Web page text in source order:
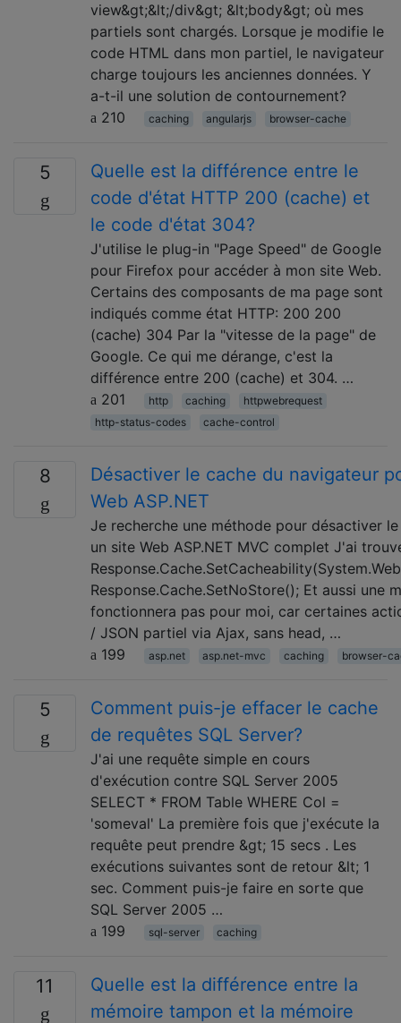
view&gt;&lt;/div&gt; &lt;body&gt; où mes
partiels sont chargés. Lorsque je modifie le
code HTML dans mon partiel, le navigateur
charge toujours les anciennes données. Y
a-t-il une solution de contournement?
210
caching angularjs browser-cache
5
Quelle est la différence entre le
code d'état HTTP 200 (cache) et
le code d'état 304?
J'utilise le plug-in "Page Speed" de Google
pour Firefox pour accéder à mon site Web.
Certains des composants de ma page sont
indiqués comme état HTTP: 200 200
(cache) 304 Par la "vitesse de la page" de
Google. Ce qui me dérange, c'est la
différence entre 200 (cache) et 304. …
201
http caching
httpwebrequest
http-status-codes
cache-control
8
Désactiver le cache du navigateur
Web ASP.NET
Je recherche une méthode pour désactiver
un site Web ASP.NET MVC complet J'ai
Response.Cache.SetNoStore(); Et aussi une
fonctionnera pas pour moi, car certaines
/ JSON partiel via Ajax, sans head, …
199
asp.net asp.net-mvc caching browser-
5
Comment puis-je effacer le cache
de requêtes SQL Server?
J'ai une requête simple en cours
d'exécution contre SQL Server 2005
SELECT * FROM Table WHERE Col =
'someval' La première fois que j'exécute la
requête peut prendre &gt; 15 secs . Les
exécutions suivantes sont de retour &lt; 1
sec. Comment puis-je faire en sorte que
SQL Server 2005 …
199
sql-server caching
11
Quelle est la différence entre la
mémoire tampon et la mémoire